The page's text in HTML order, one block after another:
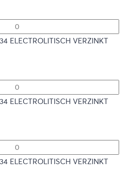
ELECTROLITISCH VERZINKT
ELECTROLITISCH VERZINKT
ELECTROLITISCH VERZINKT